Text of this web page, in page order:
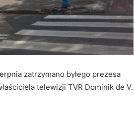
zatrzymano byłego prezesa
telewizji TVR Dominik de V.